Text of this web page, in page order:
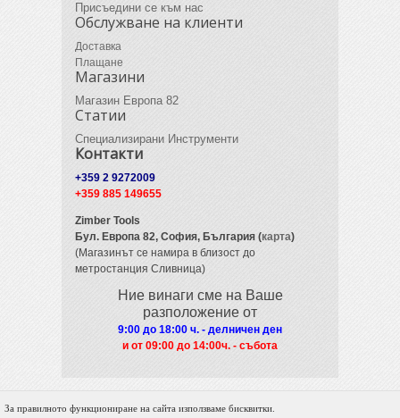
Присъедини се към нас
Обслужване на клиенти
Доставка
Плащане
Магазини
Магазин Европа 82
Статии
Специализирани Инструменти
Контакти
+359 2 9272009
+359 885 149655
Zimber Tools
Бул. Европа 82, София, България (карта)
(Магазинът се намира в близост до
метростанция Сливница)
Ние винаги сме на Ваше
разположение от
9:00 до 18:00 ч. - делничен ден
и от 09:00 до 14:00ч. - събота
© 2012 Zimber Tools. All Rights Reserved.
За правилното функциониране на сайта използваме бисквитки.